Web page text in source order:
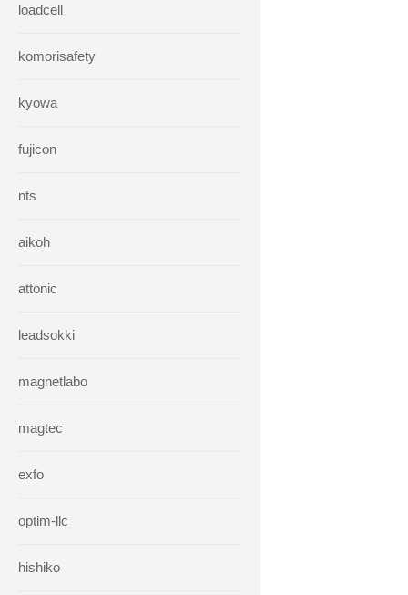
loadcell
komorisafety
kyowa
fujicon
nts
aikoh
attonic
leadsokki
magnetlabo
magtec
exfo
optim-llc
hishiko